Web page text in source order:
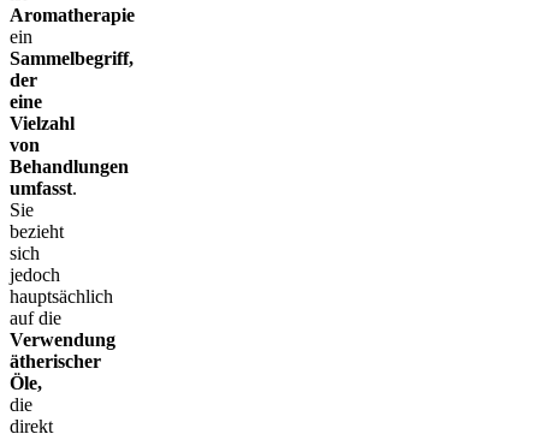
Aromatherapie
ein
Sammelbegriff,
der
eine
Vielzahl
von
Behandlungen
umfasst.
Sie
bezieht
sich
jedoch
hauptsächlich
auf die
Verwendung
ätherischer
Öle,
die
direkt